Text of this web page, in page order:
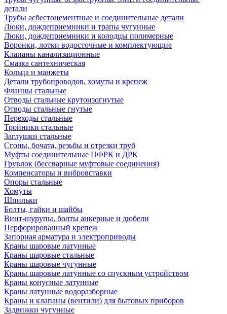
детали
Трубы асбестоцементные и соединительные детали
Люки, дождеприемники и трапы чугунные
Люки, дождеприемники и колодцы полимерные
Воронки, лотки водосточные и комплектующие
Клапаны канализационные
Смазка сантехническая
Кольца и манжеты
Детали трубопроводов, хомуты и крепеж
Фланцы стальные
Отводы стальные крутоизогнутые
Отводы стальные гнутые
Переходы стальные
Тройники стальные
Заглушки стальные
Сгоны, бочата, резьбы и отрезки труб
Муфты соединительные ПФРК и ДРК
Грувлок (бессварные муфтовые соединения)
Компенсаторы и вибровставки
Опоры стальные
Хомуты
Шпильки
Болты, гайки и шайбы
Винт-шурупы, болты анкерные и дюбели
Перфорированный крепеж
Запорная арматура и электроприводы
Краны шаровые латунные
Краны шаровые стальные
Краны шаровые чугунные
Краны шаровые латунные со спускным устройством
Краны конусные латунные
Краны латунные водоразборные
Краны и клапаны (вентили) для бытовых приборов
Задвижки чугунные